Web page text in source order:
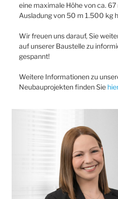
eine maximale Höhe von ca.
Ausladung von 50 m 1.500 kg
Wir freuen uns darauf, Sie
auf unserer Baustelle zu
gespannt!
Weitere Informationen zu
Neubauprojekten finden Sie hier